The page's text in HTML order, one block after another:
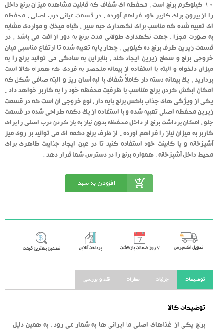
10 کیلوگرم برنج است ، محفظه ای شفاف که قابلیت مشاهده میزان برنج داخل
را از بیرون برای کاربر خود فراهم آورده . در قسمت میانی درب اصلی ، محفظه
ای تعبیه شده که مناسب برای نگهداری حبه سیر ، گیاه میخک و مواردی مشابه
به صورت مجزا ، جهت نگهداری طولانی مدت برنج به دور از آفت می باشد . در
قسمت زیرین ظرف برنج ده کیلویی ، چهار پایه تعبیه شده تا ارتفاع مناسبی میان
خروجی برنج و سطح زیرین ایجاد کند ، بنابراین به سادگی می توانید برنج را به
میزان دلخواه و البته با استفاده از پیمانه منحصر به فردی که همراه کالا است
بردارید . یک پیمانه دسته دار کاملاً شفاف با لبه آسان ریز و البته صافی شکل که
امکان آبکش کردن برنج متناسب با ظرفیت محفظه خود را به کاربر خواهد داد .
یکی از ویژگی های جذاب باکس برنج پایه دار ، نوع خروجی آن است که در قسمت
زیرین محفظه اصلی تعبیه شده و با استفاده از یک دکمه طراحی شده در قسمت
جلو ، امکان برداشت برنج از داخل محفظه بدون نیاز به باز کردن درب اصلی را برای
کاربر به میزان نیاز را فراهم آورده . از ظرف برنج دکمه ای می توانید بر روی میز
آشپزخانه و یا کابینت خود استفاده کنید تا در عین ایجاد جذابیت ظاهری برای
محیط داخل آشپزخانه ، همواره برنج را در دسترس شما قرار دهد .
افزودن به سبد
تحویل اکسپرس ٧ روز ضمانت بازگشت پرداخت آنلاین تضمین بهترین قیمت
توضیحات جزئیات نظرات نقد و بررسی
توضیحات کالا
برنج یکی از غذاهای اصلی ما ایرانی ها به شمار می رود ، به همین دلیل